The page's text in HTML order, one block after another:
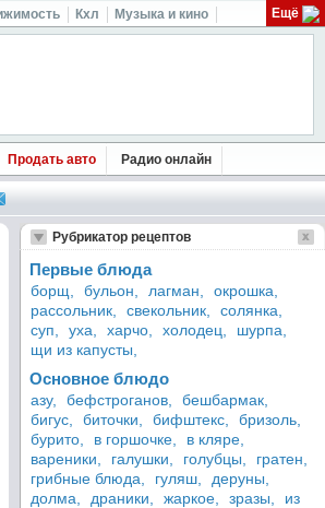
Кхл Музыка и кино Ещё
Продать авто Радио онлайн
Рубрикатор рецептов
Первые блюда
борщ, бульон, лагман,
окрошка,
рассольник,
свекольник,
солянка,
суп,
уха, харчо, холодец,
шурпа,
щи из капусты,
Основное блюдо
азу, бефстроганов,
бешбармак,
бигус,
биточки, бифштекс,
бризоль,
бурито,
в горшочке,
в кляре,
вареники,
галушки, голубцы,
гратен,
грибные блюда,
гуляш,
деруны,
долма,
драники, жаркое, зразы,
из